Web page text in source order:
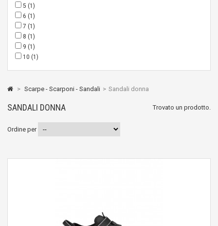
5 (1)
6 (1)
7 (1)
8 (1)
9 (1)
10 (1)
> Scarpe - Scarponi - Sandali > Sandali donna
SANDALI DONNA Trovato un prodotto.
Ordine per